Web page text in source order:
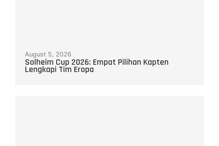
August 5, 2026
Solheim Cup 2026: Empat Pilihan Kapten
Lengkapi Tim Eropa